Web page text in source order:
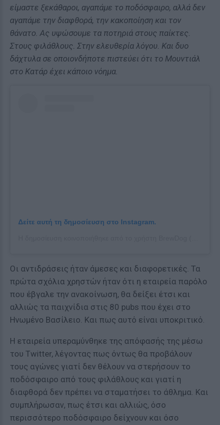
είμαστε ξεκάθαροι, αγαπάμε το ποδόσφαιρο, αλλά δεν
αγαπάμε την διαφθορά, την κακοποίηση και τον
θάνατο. Ας υψώσουμε τα ποτηριά στους παίκτες.
Στους φιλάθλους. Στην ελευθερία λόγου. Και δυο
δάχτυλα σε οποιονδήποτε πιστεύει ότι το Μουντιάλ
στο Κατάρ έχει κάποιο νόημα.
Δείτε αυτή τη δημοσίευση στο Instagram.
Οι αντιδράσεις ήταν άμεσες και διαφορετικές. Τα
πρώτα σχόλια χρηστών ήταν ότι η εταιρεία παρόλο
που έβγαλε την ανακοίνωση, θα δείξει έτσι και
αλλιώς τα παιχνίδια στις 80 pubs που έχει στο
Ηνωμένο Βασίλειο. Και πως αυτό είναι υποκριτικό.
Η εταιρεία υπεραμύνθηκε της απόφασής της μέσω
του Twitter, λέγοντας πως όντως θα προβάλουν
τους αγώνες γιατί δεν θέλουν να στερήσουν το
ποδόσφαιρο από τους φιλάθλους και γιατί η
διαφθορά δεν πρέπει να σταματήσει το άθλημα. Και
συμπλήρωσαν, πως έτσι και αλλιώς, όσο
περισσότερο ποδόσφαιρο δείχνουν και όσο